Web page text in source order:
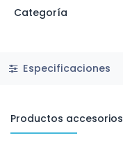
Categoría
Especificaciones
Productos accesorios